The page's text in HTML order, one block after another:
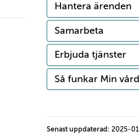
Hantera ärenden
Samarbeta
Erbjuda tjänster
Så funkar Min
Senast uppdaterad: 2025-